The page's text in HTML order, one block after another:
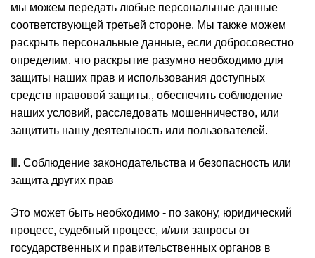
мы можем передать любые персональные данные
соответствующей третьей стороне. Мы также можем
раскрыть персональные данные, если добросовестно
определим, что раскрытие разумно необходимо для
защиты наших прав и использования доступных
средств правовой защиты., обеспечить соблюдение
наших условий, расследовать мошенничество, или
защитить нашу деятельность или пользователей.
ⅲ. Соблюдение законодательства и безопасность или
защита других прав
Это может быть необходимо - по закону, юридический
процесс, судебный процесс, и/или запросы от
государственных и правительственных органов в